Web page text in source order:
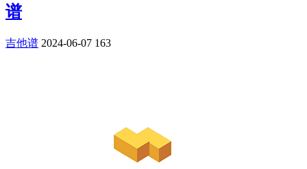
谱
吉他谱 2024-06-07 163